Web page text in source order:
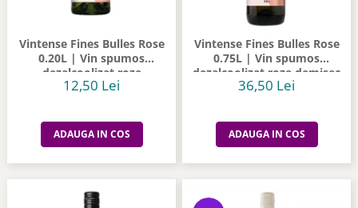
Vintense Fines Bulles Rose
0.20L | Vin spumos
dezalcoolizat roze
12,50 Lei
ADAUGA IN COS
Vintense Fines Bulles Rose
0.75L | Vin spumos
dezalcoolizat roze demisec
36,50 Lei
ADAUGA IN COS